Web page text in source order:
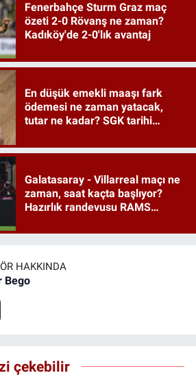
Fenerbahçe Sturm Graz maç
özeti 2-0 Rövanş ne zaman?
Kadıköy'de 2-0'lık avantaj
En düşük emekli maaşı fark
ödemesi ne zaman yatacak,
tutar ne kadar? SGK tarihi
Galatasaray - Villarreal maçı ne
zaman, saat kaçta başlıyor?
Hazırlık randevusu RAMS
HAKKINDA
Bego
çekebilir